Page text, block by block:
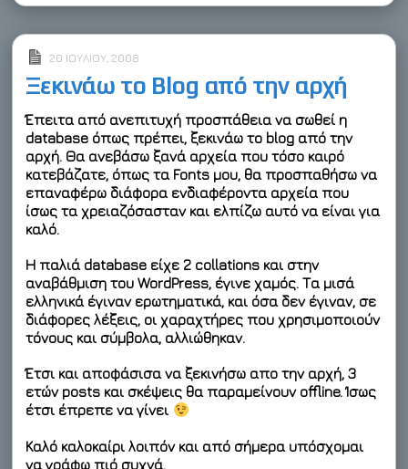
20 ΙΟΥΛΊΟΥ, 2008
Ξεκινάω το Blog από την αρχή
Έπειτα από ανεπιτυχή προσπάθεια να σωθεί η
database όπως πρέπει, ξεκινάω το blog από την
αρχή. Θα ανεβάσω ξανά αρχεία που τόσο καιρό
κατεβάζατε, όπως τα Fonts μου, θα προσπαθήσω να
επαναφέρω διάφορα ενδιαφέροντα αρχεία που
ίσως τα χρειαζόσασταν και ελπίζω αυτό να είναι για
καλό.
Η παλιά database είχε 2 collations και στην
αναβάθμιση του WordPress, έγινε χαμός. Τα μισά
ελληνικά έγιναν ερωτηματικά, και όσα δεν έγιναν, σε
διάφορες λέξεις, οι χαραχτήρες που χρησιμοποιούν
τόνους και σύμβολα, αλλιώθηκαν.
Έτσι και αποφάσισα να ξεκινήσω απο την αρχή, 3
ετών posts και σκέψεις θα παραμείνουν offline. Ίσως
έτσι έπρεπε να γίνει
Καλό καλοκαίρι λοιπόν και από σήμερα υπόσχομαι
να γράφω πιό συχνά.